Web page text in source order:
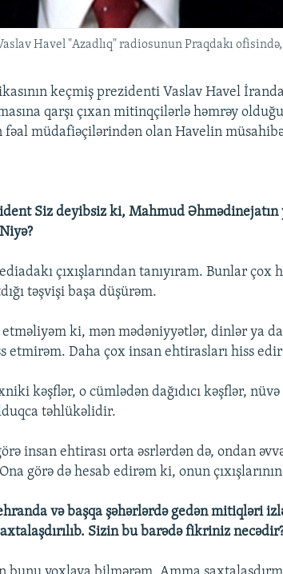
Havel "Azadlıq" radiosunun Praqdakı
keçmiş prezidenti Vaslav Havel
qarşı çıxan mitinqçilərlə həmrəy
fəal müdafiəçilərindən olan Havelin
Siz deyibsiz ki, Mahmud
çıxışlarından tanıyıram. Bunlar çox
təşvişi başa düşürəm.
etməliyəm ki, mən mədəniyyətlər, dinlər ya
etmirəm. Daha çox insan ehtirasları hiss
kəşflər, o cümlədən dağıdıcı kəşflər,
təhlükəlidir.
insan ehtirası orta əsrlərdən də, ondan
görə də hesab edirəm ki, onun çıxışlarının
və başqa şəhərlərdə gedən mitiqləri
Sizin bu barədə fikriniz